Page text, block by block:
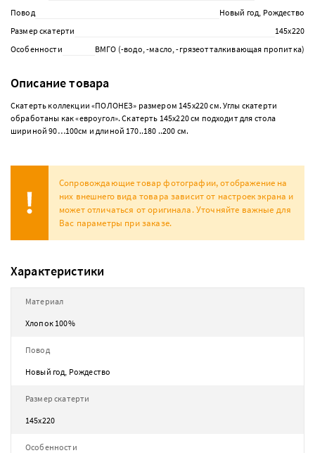
Повод
Новый год, Рождество
Размер скатерти
145х220
Особенности
ВМГО (-водо, -масло, -грязеотталкивающая пропитка)
Описание товара
Скатерть коллекции «ПОЛОНЕЗ» размером 145х220 см. Углы скатерти
обработаны как «евроугол». Скатерть 145х220 см подходит для стола
шириной 90…100см и длиной 170..180 ..200 см.
Сопровождающие товар фотографии, отображение на
них внешнего вида товара зависит от настроек экрана и
может отличаться от оригинала. Уточняйте важные для
Вас параметры при заказе.
Характеристики
Материал
Хлопок 100%
Повод
Новый год, Рождество
Размер скатерти
145х220
Особенности